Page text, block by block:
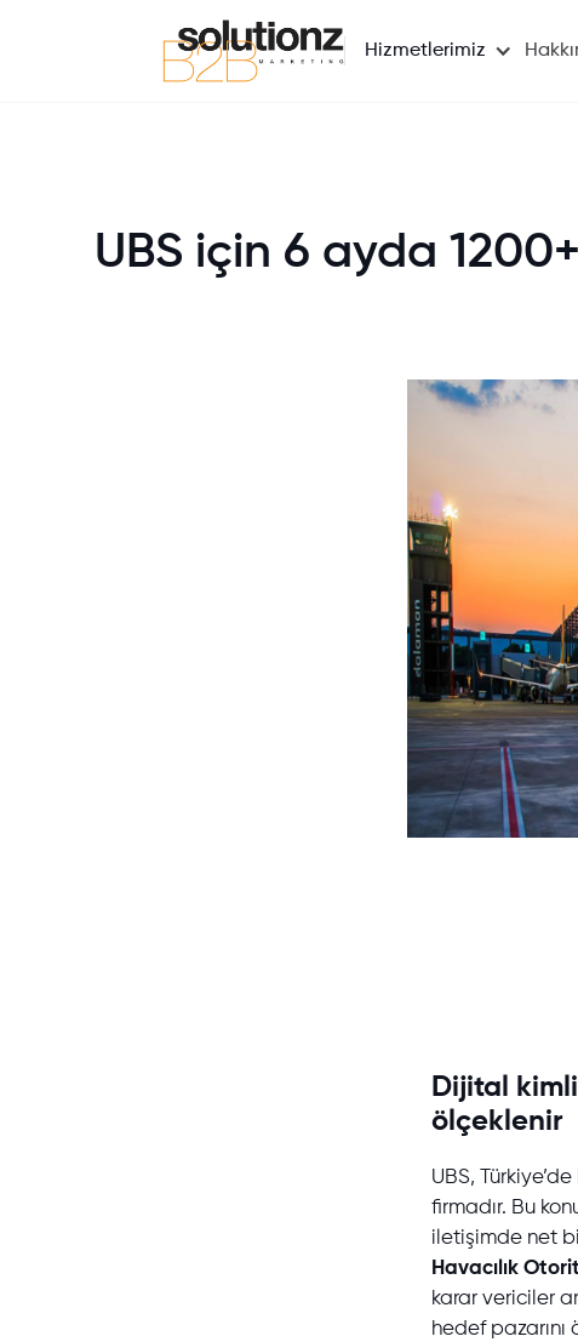
Hizmetlerimiz
UBS için 6 ayda
Dijital
ölçeklenir
UBS,
firmadır. Bu
iletişimde net
Havacılık
karar vericiler
hedef pazarını